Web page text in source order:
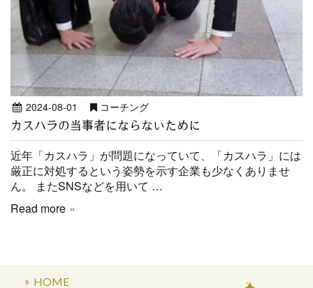
2024-08-01 コーチング
カスハラの当事者にならないために
近年「カスハラ」が問題になっていて、「カスハラ」には
厳正に対処するという姿勢を示す企業も少なくありませ
ん。 またSNSなどを用いて …
Read more
HOME